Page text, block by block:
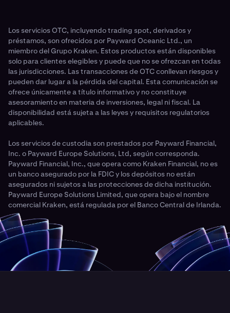
Los servicios OTC, incluyendo trading spot, derivados y
préstamos, son ofrecidos por Payward Oceanic Ltd., un
miembro del Grupo Kraken. Estos productos están disponibles
solo para clientes elegibles y puede que no se ofrezcan en todas
las jurisdicciones. Las transacciones de OTC conllevan riesgos y
pueden dar lugar a la pérdida del capital. Esta comunicación se
ofrece únicamente a título informativo y no constituye
asesoramiento en materia de inversiones, legal ni fiscal. La
disponibilidad está sujeta a las leyes y requisitos regulatorios
aplicables.
Los servicios de custodia son prestados por Payward Financial,
Inc. o Payward Europe Solutions, Ltd, según corresponda.
Payward Financial, Inc., que opera como Kraken Financial, no es
un banco asegurado por la FDIC y los depósitos no están
asegurados ni sujetos a las protecciones de dicha institución.
Payward Europe Solutions Limited, que opera bajo el nombre
comercial Kraken, está regulada por el Banco Central de Irlanda.